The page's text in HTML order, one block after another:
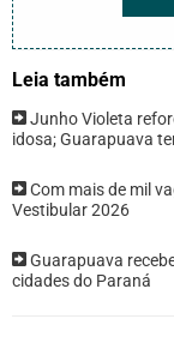
Leia também
Junho Violeta
idosa; Guarapuava
Com mais de mil
Vestibular 2026
Guarapuava
cidades do Paraná